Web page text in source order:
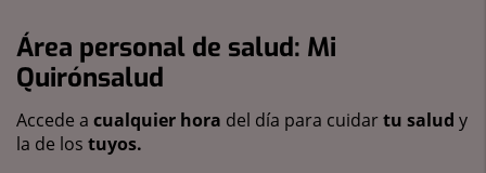
Área personal de salud: Mi
Quirónsalud
Accede a cualquier hora del día para cuidartu salud y
la de los tuyos.